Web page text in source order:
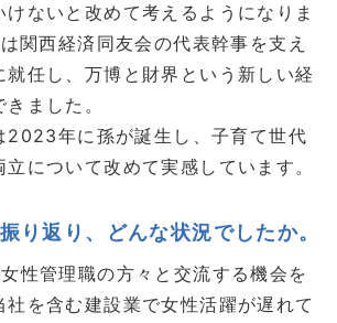
ないと改めて考えるようになりま
関西経済同友会の代表幹事を支え
就任し、万博と財界という新しい経
ました。
2023年に孫が誕生し、子育て世代
について改めて実感しています。
り返り、どんな状況でしたか。
性管理職の方々と交流する機会を
を含む建設業で女性活躍が遅れて